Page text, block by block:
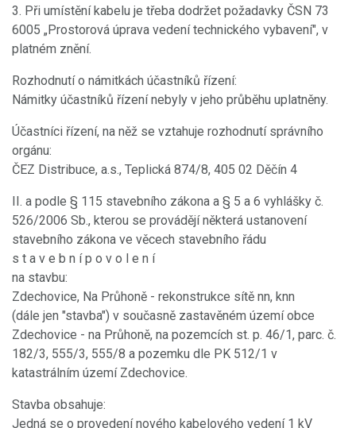
3. Při umístění kabelu je třeba dodržet požadavky ČSN 73
6005 „Prostorová úprava vedení technického vybavení", v
platném znění.
Rozhodnutí o námitkách účastníků řízení:
Námitky účastníků řízení nebyly v jeho průběhu uplatněny.
Účastníci řízení, na něž se vztahuje rozhodnutí správního
orgánu:
ČEZ Distribuce, a.s., Teplická 874/8, 405 02 Děčín 4
II. a podle § 115 stavebního zákona a § 5 a 6 vyhlášky č.
526/2006 Sb., kterou se provádějí některá ustanovení
stavebního zákona ve věcech stavebního řádu
s t a v e b n í p o v o l e n í
na stavbu:
Zdechovice, Na Průhoně - rekonstrukce sítě nn, knn
(dále jen "stavba") v současně zastavěném území obce
Zdechovice - na Průhoně, na pozemcích st. p. 46/1, parc. č.
182/3, 555/3, 555/8 a pozemku dle PK 512/1 v
katastrálním území Zdechovice.
Stavba obsahuje:
Jedná se o provedení nového kabelového vedení 1 kV